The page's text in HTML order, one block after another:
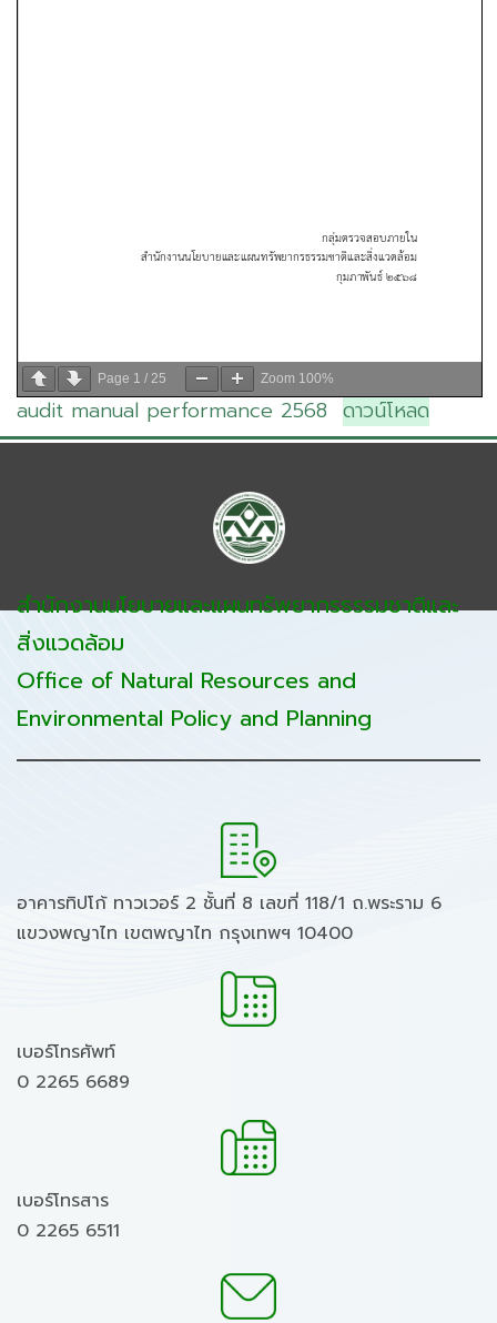
Page 1 / 25 Zoom 100%
audit manual performance 2568 ดาวน์โหลด
สำนักงานนโยบายและแผนทรัพยากรธรรมชาติและ
สิ่งแวดล้อม
Office of Natural Resources and
Environmental Policy and Planning
อาคารทิปโก้ ทาวเวอร์ 2 ชั้นที่ 8 เลขที่ 118/1 ถ.พระราม 6
แขวงพญาไท เขตพญาไท กรุงเทพฯ 10400
เบอร์โทรศัพท์
0 2265 6689
เบอร์โทรสาร
0 2265 6511